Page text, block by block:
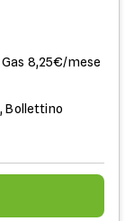
8,25€/mese
Bollettino